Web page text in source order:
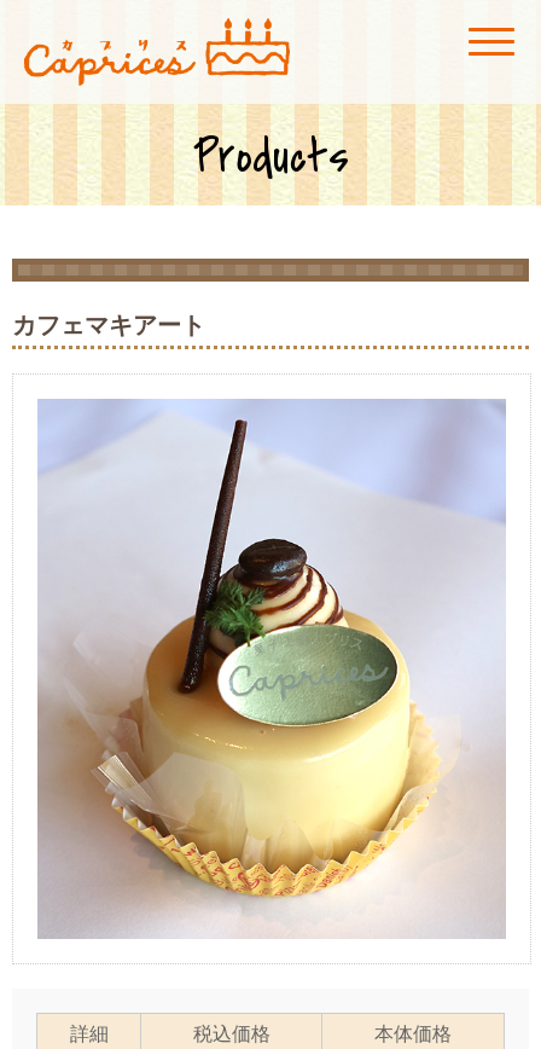
菓子工房カプリス
広島市安佐北区にある玖村駅付近のケーキ屋「菓子工房カプリス」です。店
内にカフェスペースも併設、真っ赤な看板が目印です！
Products
カフェマキアート
詳細 税込価格 本体価格